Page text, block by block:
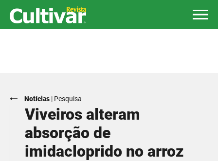
Notícias | Pesquisa
Viveiros alteram
absorção de
imidacloprido no arroz